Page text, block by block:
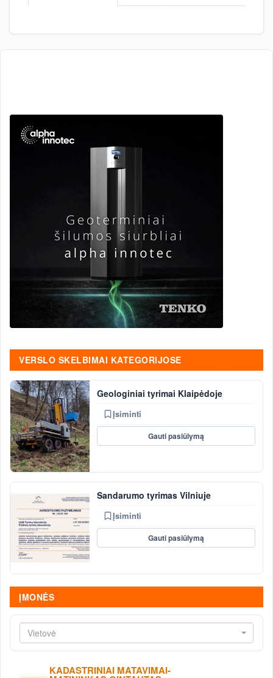
VERSLO SKELBIMAI KATEGORIJOSE
Geologiniai tyrimai Klaipėdoje
Įsiminti
Gauti pasiūlymą
Sandarumo tyrimas Vilniuje
Įsiminti
Gauti pasiūlymą
ĮMONĖS
Vietovė
KADASTRINIAI MATAVIMAI-